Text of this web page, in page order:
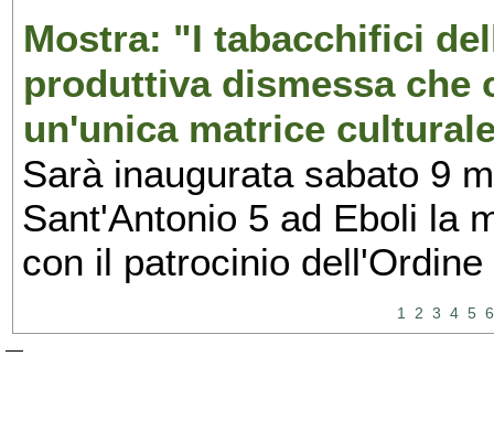
Mostra: "I tabacchifici
produttiva dismessa che
un'unica matrice
Sarà inaugurata sabato 9
Sant'Antonio 5 ad Eboli la
con il patrocinio
1 2 3 4 5 6